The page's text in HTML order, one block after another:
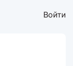
Войти